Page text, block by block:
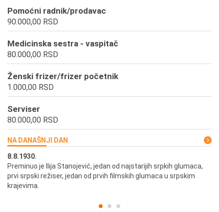
Pomoćni radnik/prodavac
90.000,00 RSD
Medicinska sestra - vaspitač
80.000,00 RSD
Ženski frizer/frizer početnik
1.000,00 RSD
Serviser
80.000,00 RSD
NA DANAŠNJI DAN
8.8.1930.
Preminuo je Ilija Stanojević, jedan od najstarijih srpkih glumaca,
prvi srpski režiser, jedan od prvih filmskih glumaca u srpskim
krajevima.